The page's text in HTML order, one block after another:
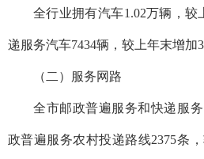
全行业拥有汽车1.02万辆，较
递服务汽车7434辆，较上年末增加
（二） 服务网路
全市邮政普遍服务和快递服
政普遍服务农村投递路线2375条